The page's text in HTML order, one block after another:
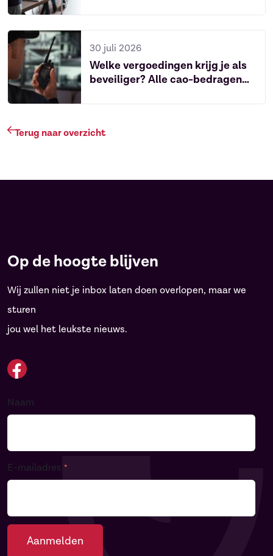
30 juli 2026
Welke vergoedingen krijg je als
beveiliger? Alle cao-bedragen
Terug naar overzicht
Op de hoogte blijven
Wij zullen niet je inbox laten doen overlopen, maar we
sturen
jou wel het leukste nieuws.
Naam
E-mailadres *